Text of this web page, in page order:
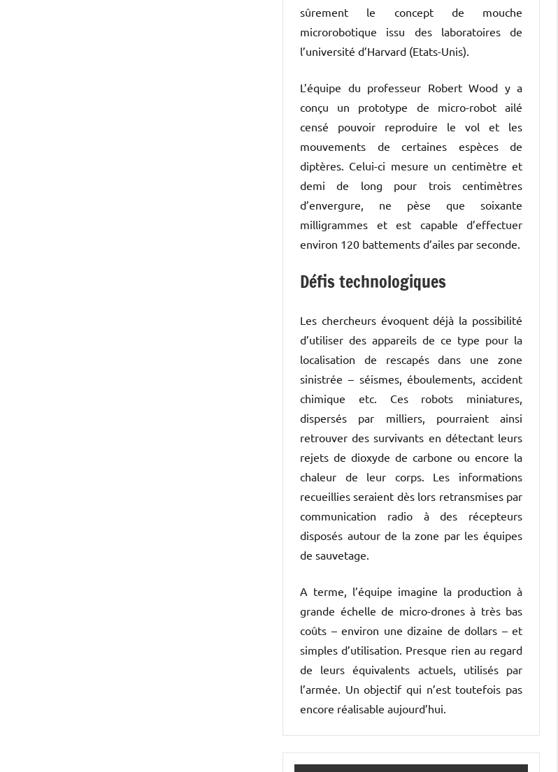
sûrement le concept de mouche
microrobotique issu des laboratoires de
l’université d’Harvard (Etats-Unis).
L’équipe du professeur Robert Wood y a
conçu un prototype de micro-robot ailé
censé pouvoir reproduire le vol et les
mouvements de certaines espèces de
diptères. Celui-ci mesure un centimètre et
demi de long pour trois centimètres
d’envergure, ne pèse que soixante
milligrammes et est capable d’effectuer
environ 120 battements d’ailes par seconde.
Défis technologiques
Les chercheurs évoquent déjà la possibilité
d’utiliser des appareils de ce type pour la
localisation de rescapés dans une zone
sinistrée – séismes, éboulements, accident
chimique etc. Ces robots miniatures,
dispersés par milliers, pourraient ainsi
retrouver des survivants en détectant leurs
rejets de dioxyde de carbone ou encore la
chaleur de leur corps. Les informations
recueillies seraient dès lors retransmises par
communication radio à des récepteurs
disposés autour de la zone par les équipes
de sauvetage.
A terme, l’équipe imagine la production à
grande échelle de micro-drones à très bas
coûts – environ une dizaine de dollars – et
simples d’utilisation. Presque rien au regard
de leurs équivalents actuels, utilisés par
l’armée. Un objectif qui n’est toutefois pas
encore réalisable aujourd’hui.